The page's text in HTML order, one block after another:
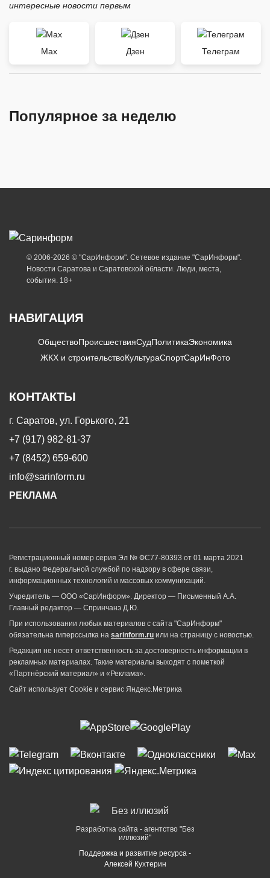
интересные новости первым
Max Дзен Телеграм
Популярное за неделю
© 2006-2026 © "СарИнформ". Сетевое издание "СарИнформ".
Новости Саратова и Саратовской области. Люди, места,
события. 18+
НАВИГАЦИЯ
ОбществоПроисшествияСудПолитикаЭкономика
ЖКХ и строительствоКультураСпортСарИнФото
КОНТАКТЫ
г. Саратов, ул. Горького, 21
+7 (917) 982-81-37
+7 (8452) 659-600
info@sarinform.ru
РЕКЛАМА
Регистрационный номер серия Эл № ФС77-80393 от 01 марта 2021
г. выдано Федеральной службой по надзору в сфере связи,
информационных технологий и массовых коммуникаций.
Учредитель — ООО «СарИнформ». Директор — Письменный А.А.
Главный редактор — Спринчанэ Д.Ю.
При использовании любых материалов с сайта "СарИнформ"
обязательна гиперссылка на sarinform.ru или на страницу с новостью.
Редакция не несет ответственность за достоверность информации в
рекламных материалах. Такие материалы выходят с пометкой
«Партнёрский материал» и «Реклама».
Сайт использует Cookie и сервиc Яндекс.Метрика
Разработка сайта - агентство "Без
иллюзий"
Поддержка и развитие ресурса -
Алексей Кухтерин